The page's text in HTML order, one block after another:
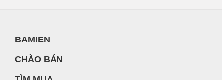
BAMIEN
CHÀO BÁN